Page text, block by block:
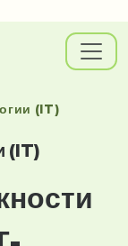
(IT)
(IT)